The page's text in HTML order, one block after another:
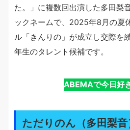
た。」に複数回出演した多田梨
ックネームで、2025年8月の夏
ル「きんりの」が成立し交際を
年生のタレント候補です。
ABEMAで今日好
ただりのん（多田梨